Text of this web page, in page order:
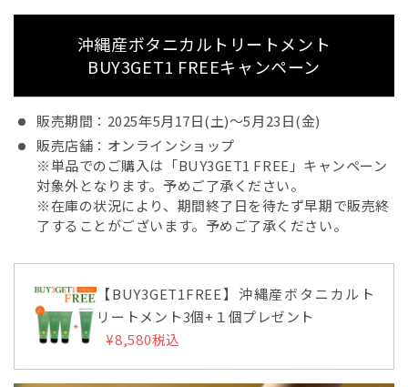
沖縄産ボタニカルトリートメント
BUY3GET1 FREEキャンペーン
販売期間：2025年5月17日(土)～5月23日(金)
販売店舗：オンラインショップ
※単品でのご購入は「BUY3GET1 FREE」キャンペーン
対象外となります。予めご了承ください。
※在庫の状況により、期間終了日を待たず早期で販売終
了することがございます。予めご了承ください。
【BUY3GET1FREE】沖縄産ボタニカルト
リートメント3個+１個プレゼント
¥8,580税込